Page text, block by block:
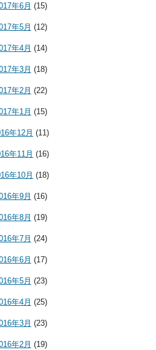
年6月 (15)
年5月 (12)
年4月 (14)
年3月 (18)
年2月 (22)
年1月 (15)
年12月 (11)
年11月 (16)
年10月 (18)
年9月 (16)
年8月 (19)
年7月 (24)
年6月 (17)
年5月 (23)
年4月 (25)
年3月 (23)
年2月 (19)